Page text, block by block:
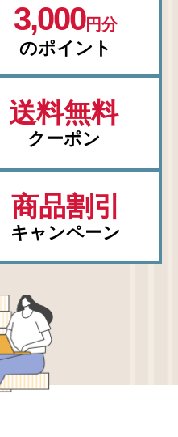
3,000円分
のポイント
送料無料
クーポン
商品割引
キャンペーン